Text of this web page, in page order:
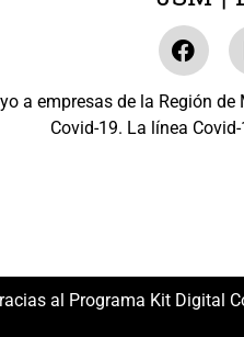
a empresas de la Región
Covid-19. La línea
al Programa Kit Digital